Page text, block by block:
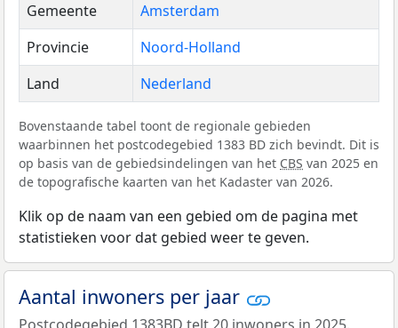
Gemeente
Amsterdam
Provincie
Noord-Holland
Land
Nederland
Bovenstaande tabel toont de regionale gebieden
waarbinnen het postcodegebied 1383 BD zich bevindt. Dit is
op basis van de gebiedsindelingen van het CBS van 2025 en
de topografische kaarten van het Kadaster van 2026.
Klik op de naam van een gebied om de pagina met
statistieken voor dat gebied weer te geven.
Aantal inwoners per jaar